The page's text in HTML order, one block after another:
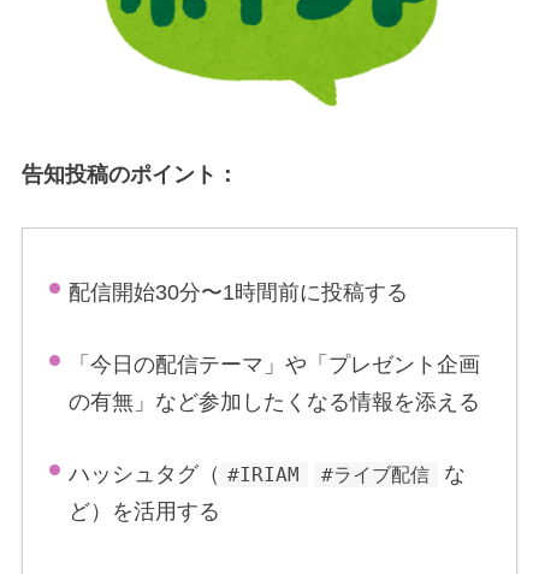
告知投稿のポイント：
配信開始30分〜1時間前に投稿する
「今日の配信テーマ」や「プレゼント企画
の有無」など参加したくなる情報を添える
ハッシュタグ（ #IRIAM #ライブ配信
な
ど）を活用する